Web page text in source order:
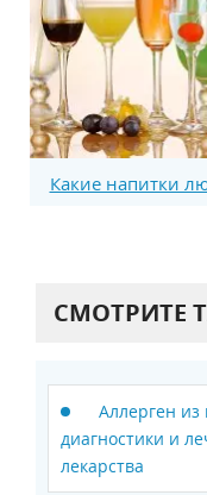
Какие напитки
СМОТРИТЕ
Аллерген
диагностики и
лекарства